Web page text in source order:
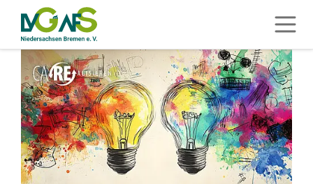
ZUM HAUPTINHALT SPRINGEN
ZUR SUCHE SPRINGEN